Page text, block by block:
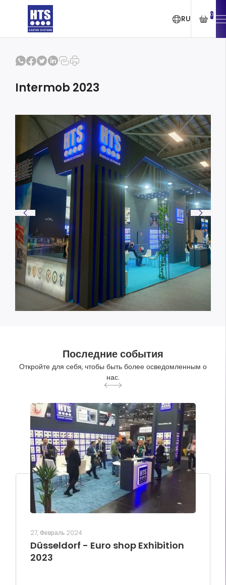
RU 0
Intermob 2023
Последние события
Откройте для себя, чтобы быть более осведомленным о
нас.
27, Февраль 2024
Düsseldorf - Euro shop Exhibition
2023